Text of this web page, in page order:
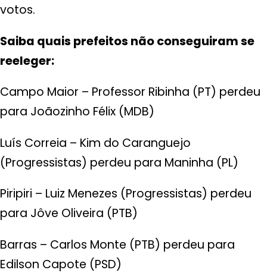
votos.
Saiba quais prefeitos não conseguiram se
reeleger:
Campo Maior – Professor Ribinha (PT) perdeu
para Joãozinho Félix (MDB)
Luís Correia – Kim do Caranguejo
(Progressistas) perdeu para Maninha (PL)
Piripiri – Luiz Menezes (Progressistas) perdeu
para Jôve Oliveira (PTB)
Barras – Carlos Monte (PTB) perdeu para
Edilson Capote (PSD)